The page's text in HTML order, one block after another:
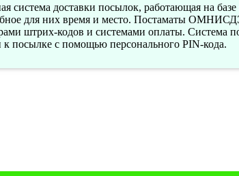
доставки посылок, работающая на базе
для них время и место. Постаматы
штрих-кодов и системами оплаты. Система
к посылке с помощью персонального PIN-кода.